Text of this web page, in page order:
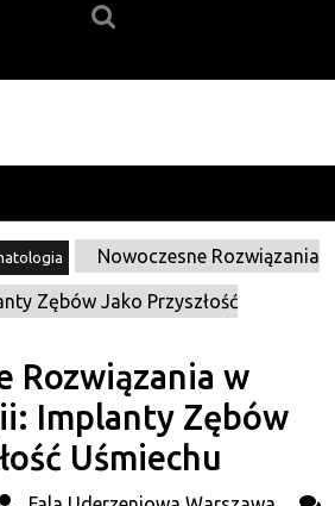
Nowoczesne Rozwiązania
Zębów Jako Przyszłość
Rozwiązania w
Implanty Zębów
Uśmiechu